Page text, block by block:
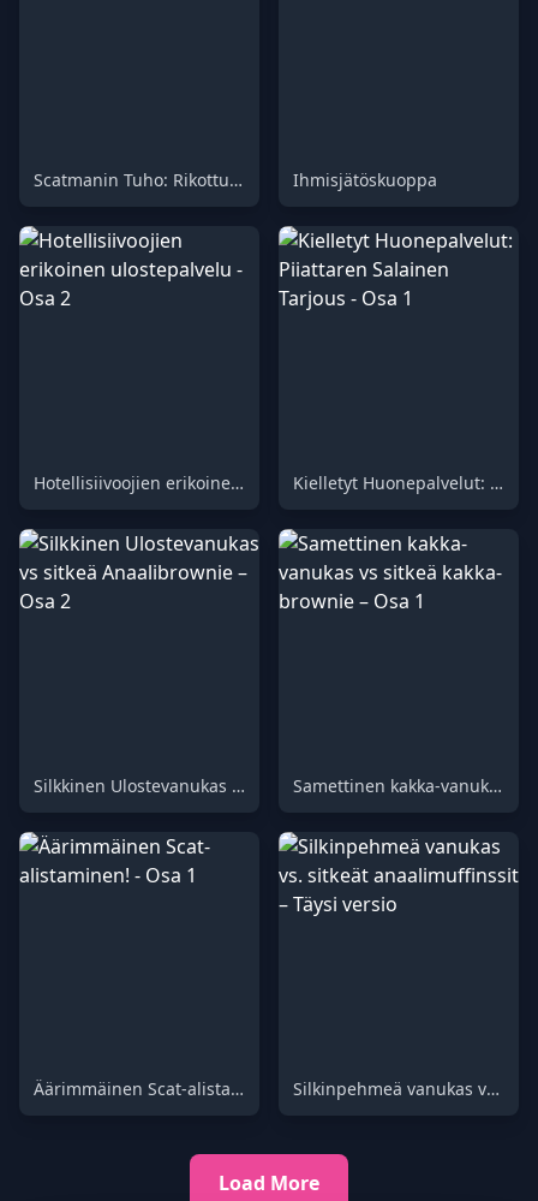
Scatmanin Tuho: Rikottu ja Merkitty Ihmisjätöskuoppa
Hotellisiivoojien erikoinen ulostepalvelu - Osa 2 Kielletyt Huonepalvelut: Piiattaren Salainen Tarjous - Osa 1
Silkkinen Ulostevanukas vs sitkeä Anaalibrownie – Osa 2 Samettinen kakka-vanukas vs sitkeä kakka-brownie – Osa 1
Äärimmäinen Scat-alistaminen! - Osa 1 Silkinpehmeä vanukas vs. sitkeät anaalimuffinssit – Täysi versio
Load More